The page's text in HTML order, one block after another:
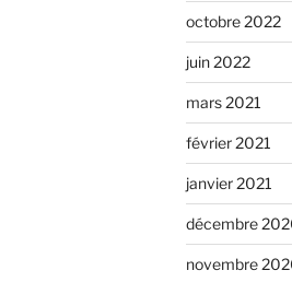
octobre 2022
juin 2022
mars 2021
février 2021
janvier 2021
décembre
novembre